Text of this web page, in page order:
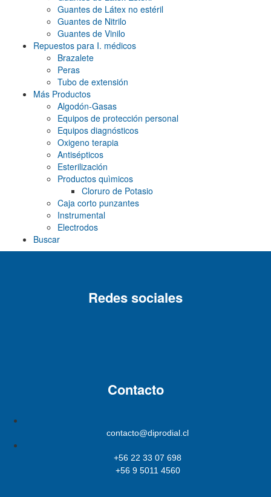
Guantes de Látex no estéril
Guantes de Nitrilo
Guantes de Vinilo
Repuestos para I. médicos
Brazalete
Peras
Tubo de extensión
Más Productos
Algodón-Gasas
Equipos de protección personal
Equipos diagnósticos
Oxigeno terapia
Antisépticos
Esterilización
Productos quìmicos
Cloruro de Potasio
Caja corto punzantes
Instrumental
Electrodos
Buscar
Redes sociales
Contacto
contacto@diprodial.cl
+56 22 33 07 698
+56 9 5011 4560